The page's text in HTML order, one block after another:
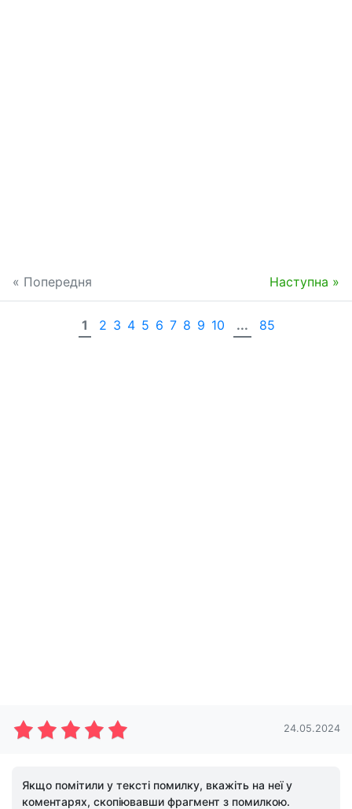
« Попередня Наступна »
1 2 3 4 5 6 7 8 9 10 ... 85
24.05.2024
Якщо помітили у тексті помилку, вкажіть на неї у
коментарях, скопіювавши фрагмент з помилкою.